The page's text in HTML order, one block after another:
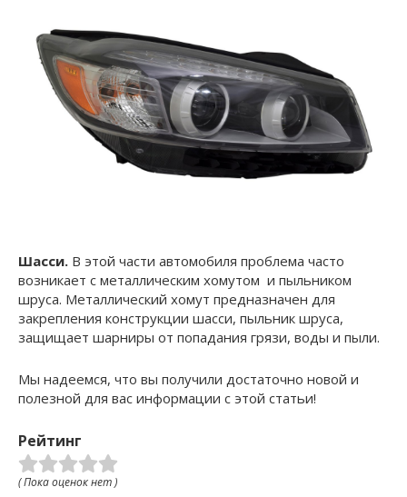
Шасси. В этой части автомобиля проблема часто
возникает с металлическим хомутом и пыльником
шруса. Металлический хомут предназначен для
закрепления конструкции шасси, пыльник шруса,
защищает шарниры от попадания грязи, воды и пыли.
Мы надеемся, что вы получили достаточно новой и
полезной для вас информации с этой статьи!
Рейтинг
( Пока оценок нет )